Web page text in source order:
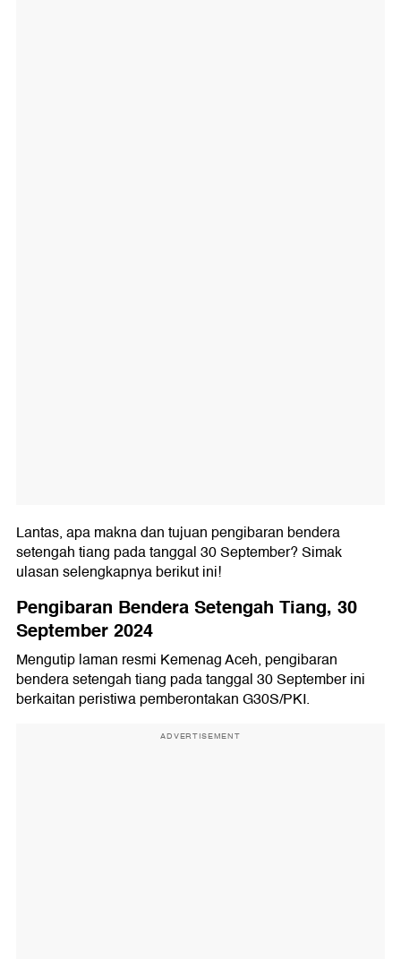
Lantas, apa makna dan tujuan pengibaran bendera
setengah tiang pada tanggal 30 September? Simak
ulasan selengkapnya berikut ini!
Pengibaran Bendera Setengah Tiang, 30
September 2024
Mengutip laman resmi Kemenag Aceh, pengibaran
bendera setengah tiang pada tanggal 30 September ini
berkaitan peristiwa pemberontakan G30S/PKI.
ADVERTISEMENT